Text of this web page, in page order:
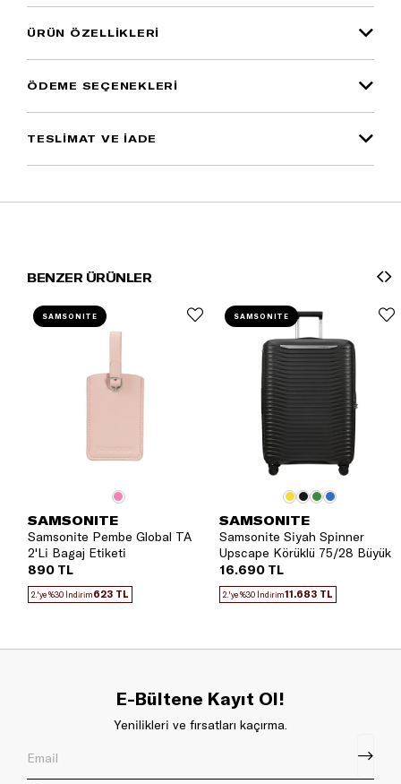
ÜRÜN ÖZELLIKLERI
ÖDEME SEÇENEKLERI
TESLİMAT VE İADE
BENZER ÜRÜNLER
SAMSONITE
Samsonite Pembe Global TA
2'Li Bagaj Etiketi
890 TL
2.'ye %30 İndirim623 TL
SAMSONITE
SAMSONITE
Samsonite Siyah Spinner
Upscape Körüklü 75/28 Büyük
Boy Valiz
16.690 TL
2.'ye %30 İndirim11.683 TL
SAMSONITE
E-Bültene Kayıt Ol!
Yenilikleri ve fırsatları kaçırma.